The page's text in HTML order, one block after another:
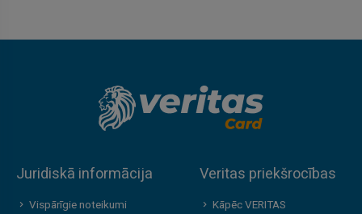
Juridiskā informācija
Vispārīgie noteikumi
Veritas priekšrocības
Kāpēc VERITAS